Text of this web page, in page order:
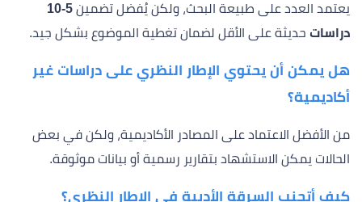
يعتمد العدد على طبيعة البحث، ولكن يُفضل تضمين
5-10
دراسات حديثة على الأقل لضمان تغطية الموضوع بشكل جيد.
هل يمكن أن يحتوي الإطار النظري على دراسات غير
أكاديمية؟
من الأفضل الاعتماد على المصادر الأكاديمية، ولكن في بعض
الحالات يمكن الاستشهاد بتقارير رسمية أو بيانات موثوقة.
كيف أتجنب السرقة الأدبية في الإطار النظري؟